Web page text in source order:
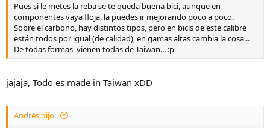
Pues si le metes la reba se te queda buena bici, aunque en
componentes vaya floja, la puedes ir mejorando poco a poco.
Sobre el carbono, hay distintos tipos, pero en bicis de este calibre
están todos por igual (de calidad), en gamas altas cambia la cosa...
De todas formas, vienen todas de Taiwan... :p
jajaja, Todo es made in Taiwan xDD
Andrés dijo: